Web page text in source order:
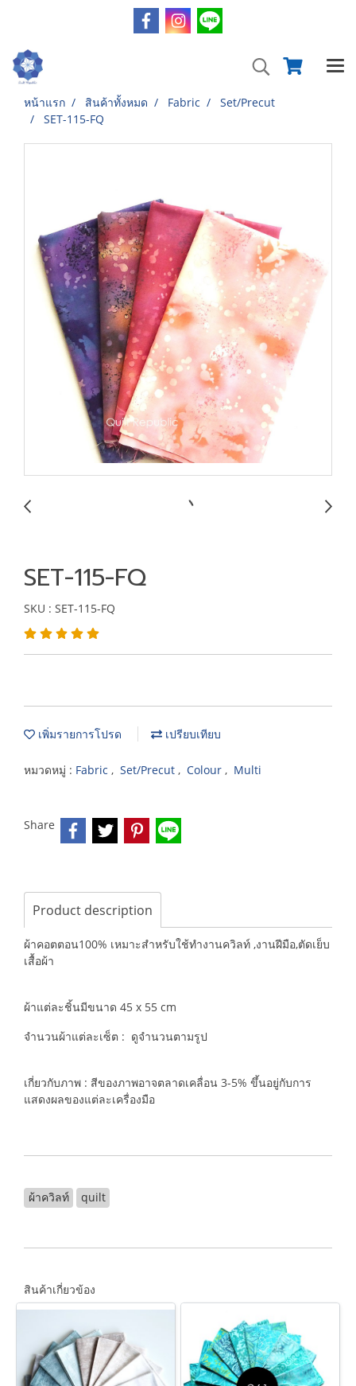
หน้าแรก สินค้าทั้งหมด Fabric
Set/Precut
SET-115-FQ
SET-115-FQ
SKU : SET-115-FQ
เพิ่มรายการโปรด เปรียบเทียบ
หมวดหมู่ : Fabric , Set/Precut , Colour , Multi
Share
Product description
ผ้าคอตตอน100% เหมาะสำหรับใช้ทำงานควิลท์ ,งานฝีมือ,ตัดเย็บ
เสื้อผ้า
ผ้าแต่ละชิ้นมีขนาด 45 x 55 cm
จำนวนผ้าแต่ละเซ็ต : ดูจำนวนตามรูป
เกี่ยวกับภาพ : สีของภาพอาจตลาดเคลื่อน 3-5% ขึ้นอยู่กับการ
แสดงผลของแต่ละเครื่องมือ
ผ้าควิลท์ quilt
สินค้าเกี่ยวข้อง